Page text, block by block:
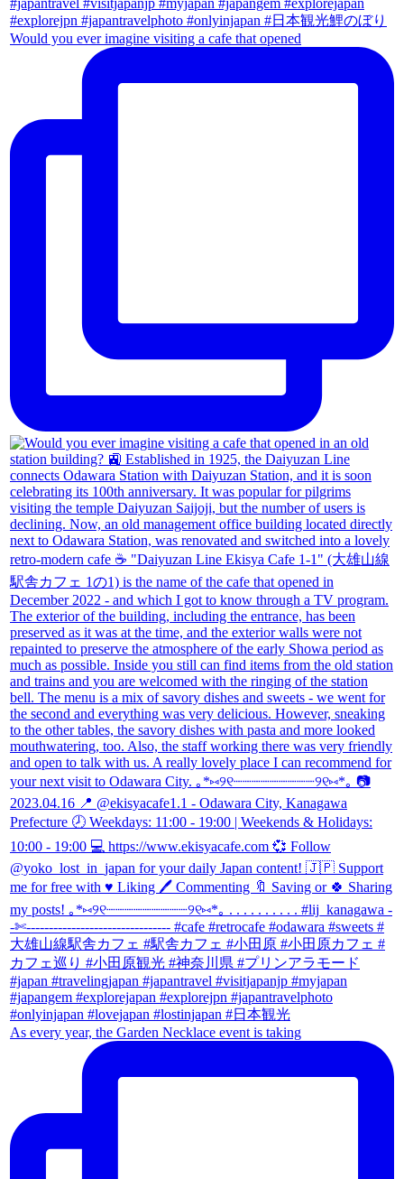
Would you ever imagine visiting a cafe that opened
As every year, the Garden Necklace event is taking